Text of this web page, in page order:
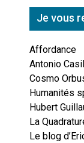
Je vous
Affordance
Antonio
Cosmo
Humanités
Hubert
La
Le blog